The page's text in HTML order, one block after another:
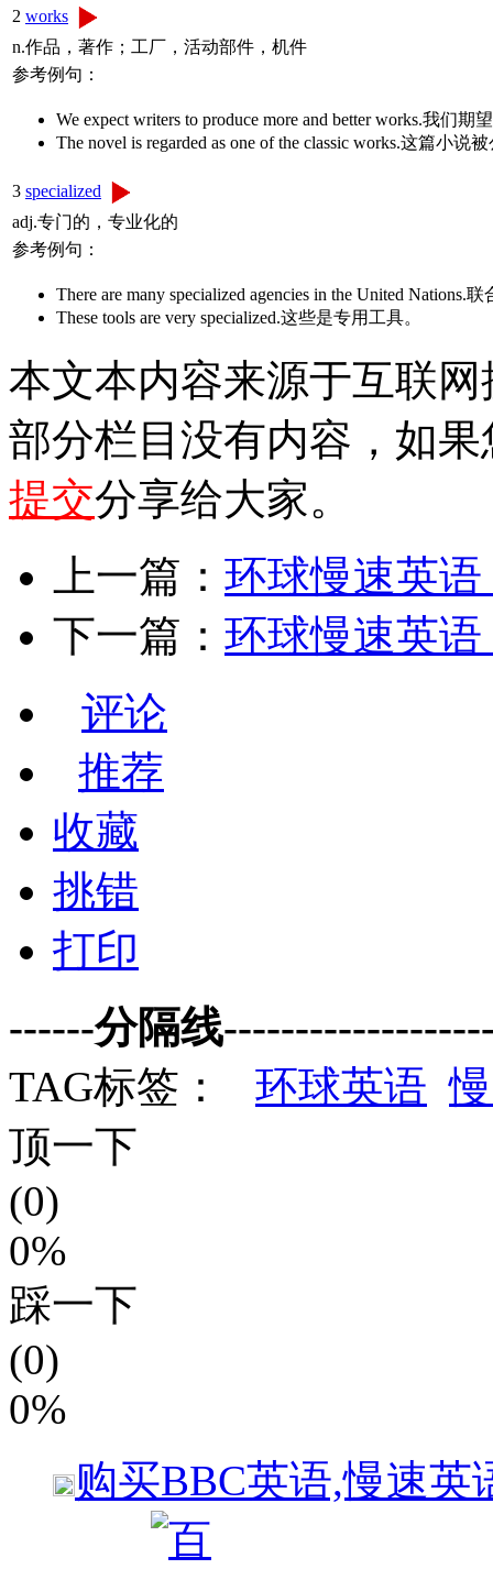
2 works
n.作品，著作；工厂，活动部件，机件
参考例句：
We expect writers to produce more and better works.我们
The novel is regarded as one of the classic works.这篇小
3 specialized
adj.专门的，专业化的
参考例句：
There are many specialized agencies in the United Nations.
These tools are very specialized.这些是专用工具。
本文本内容来源于互联
部分栏目没有内容，如
提交分享给大家。
上一篇： 环球慢速英
下一篇： 环球慢速英
评论
推荐
收藏
挑错
打印
------分隔线
TAG标签：
环球英语
顶一下
(0)
0%
踩一下
(0)
0%
购买BBC英语,慢速英